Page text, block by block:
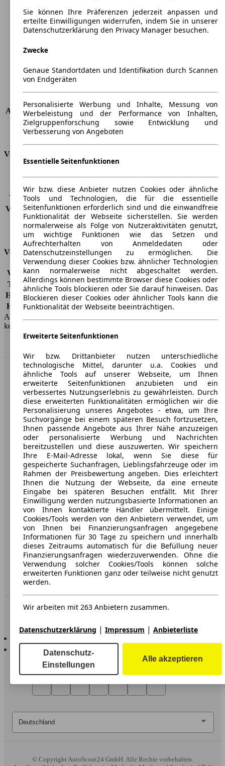
Länge
4427 mm
Höhe
1686 mm
Breite
1809 mm
Maximalgewicht
Max. Zuladung
Türen
Dachlast
Anhängelast (ungebremst)
750 kg
Anhängelast (gebremst)
1800 kg
Kofferraumvolumen
470 - 1510 l
Verbrauch
CO2 Emissionen*
171 g/km (komb.)
Verbrauch (Stadt)
9,4 l/100km
Verbrauch (Land)
6,2 l/100km
Verbrauch (komb.)* 7,4 l/100km
Schadstoffklasse
EU5
Tankinhalt
64 l
Versicherungsklassen
Vollkasko
Teilkasko -
Haftpflicht -
HSN/TSN 0603/ANO, 0603/AWP
AutoScout24 GmbH übernimmt für die Richtigkeit der Angaben
keine Gewähr.
AutoScout24: Europaweit der größte Online-Automarkt.
Unternehmen
Über AutoScout24
Presse
Karriere
Werbung
AGB
Datenschutz
Impressum
Erklärung zur Barrierefreiheit
Service
Händler
In Verbindung bleiben
AutoScout24 für iOS
AutoScout24 für Android
© Copyright AutoScout24 GmbH. Alle Rechte vorbehalten.
Sie können Ihre Präferenzen jederzeit anpassen und
erteilte Einwilligungen widerrufen, indem Sie in unserer
Datenschutzerklärung den Privacy Manager besuchen.
Zwecke
Genaue Standortdaten und Identifikation durch Scannen
von Endgeräten
Personalisierte Werbung und Inhalte, Messung von
Werbeleistung und der Performance von Inhalten,
Zielgruppenforschung sowie Entwicklung und
Verbesserung von Angeboten
Essentielle Seitenfunktionen
Wir bzw. diese Anbieter nutzen Cookies oder ähnliche
Tools und Technologien, die für die essentielle
Seitenfunktionen erforderlich sind und die einwandfreie
Funktionalität der Webseite sicherstellen. Sie werden
normalerweise als Folge von Nutzeraktivitäten genutzt,
um wichtige Funktionen wie das Setzen und
Aufrechterhalten von Anmeldedaten oder
Datenschutzeinstellungen zu ermöglichen. Die
Verwendung dieser Cookies bzw. ähnlicher Technologien
kann normalerweise nicht abgeschaltet werden.
Allerdings können bestimmte Browser diese Cookies oder
ähnliche Tools blockieren oder Sie darauf hinweisen. Das
Blockieren dieser Cookies oder ähnlicher Tools kann die
Funktionalität der Webseite beeinträchtigen.
Erweiterte Seitenfunktionen
Wir bzw. Drittanbieter nutzen unterschiedliche
technologische Mittel, darunter u.a. Cookies und
ähnliche Tools auf unserer Webseite, um Ihnen
erweiterte Seitenfunktionen anzubieten und ein
verbessertes Nutzungserlebnis zu gewährleisten. Durch
diese erweiterten Funktionalitäten ermöglichen wir die
Personalisierung unseres Angebotes - etwa, um Ihre
Suchvorgänge bei einem späteren Besuch fortzusetzen,
Ihnen passende Angebote aus Ihrer Nähe anzuzeigen
oder personalisierte Werbung und Nachrichten
bereitzustellen und diese auszuwerten. Wir speichern
Ihre E-Mail-Adresse lokal, wenn Sie diese für
gespeicherte Suchanfragen, Lieblingsfahrzeuge oder im
Rahmen der Preisbewertung angeben. Dies erleichtert
Ihnen die Nutzung der Webseite, da eine erneute
Eingabe bei späteren Besuchen entfällt. Mit Ihrer
Einwilligung werden nutzungsbasierte Informationen an
von Ihnen kontaktierte Händler übermittelt. Einige
Cookies/Tools werden von den Anbietern verwendet, um
von Ihnen bei Finanzierungsanfragen angegebene
Informationen für 30 Tage zu speichern und innerhalb
dieses Zeitraums automatisch für die Befüllung neuer
Finanzierungsanfragen wiederzuverwenden. Ohne die
Verwendung solcher Cookies/Tools können solche
erweiterten Funktionen ganz oder teilweise nicht genutzt
werden.
Wir arbeiten mit 263 Anbietern zusammen.
Datenschutzerklärung | Impressum | Anbieterliste
Datenschutz-
Einstellungen
Alle akzeptieren